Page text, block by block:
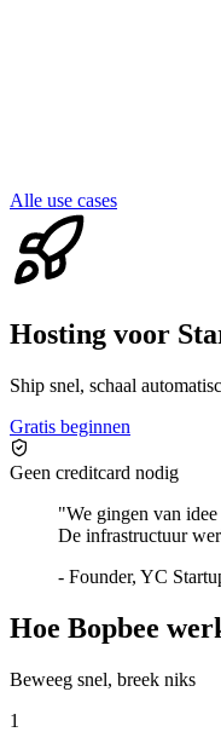
Alle use cases
Hosting voor
Ship snel, schaal
Gratis beginnen
Geen creditcard nodig
"We gingen van
De infrastructuur
- Founder, YC
Hoe Bopbee
Beweeg snel, breek niks
1